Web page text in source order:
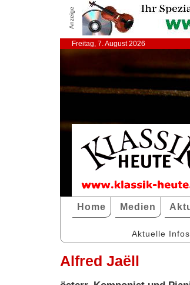
Anzeige
Freitag, 7. August 2026
Home Medien
Aktuelle Infos
Alfred Jaëll